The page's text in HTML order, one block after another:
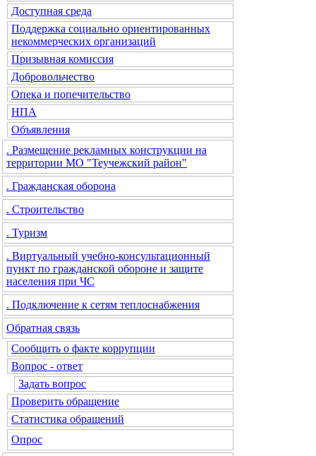
Доступная среда
Поддержка социально ориентированных
некоммерческих организаций
Призывная комиссия
Добровольчество
Опека и попечительство
НПА
Объявления
. Размещение рекламных конструкции на
территории МО "Теучежский район"
. Гражданская оборона
. Строительство
. Туризм
. Виртуальный учебно-консультационный
пункт по гражданской обороне и защите
населения при ЧС
. Подключение к сетям теплоснабжения
Обратная связь
Сообщить о факте коррупции
Вопрос - ответ
Задать вопрос
Проверить обращение
Статистика обращений
Опрос